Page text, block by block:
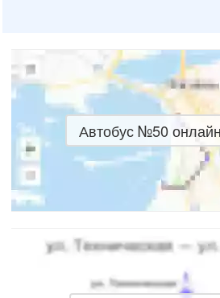
Автобус №50